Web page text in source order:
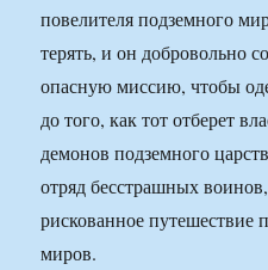
повелителя подземного
терять, и он добровольно
опасную миссию, чтобы
до того, как тот отберет
демонов подземного
отряд бесстрашных
рискованное путешествие
миров.